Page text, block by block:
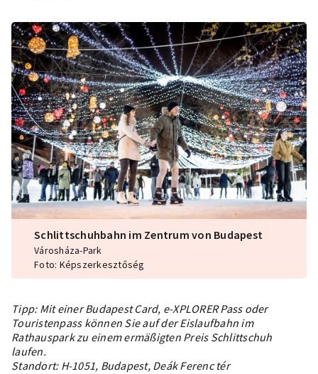
Schlittschuhbahn im Zentrum von Budapest
Városháza-Park
Foto: Képszerkesztőség
Tipp: Mit einer Budapest Card, e-XPLORER Pass oder
Touristenpass können Sie auf der Eislaufbahn im
Rathauspark zu einem ermäßigten Preis Schlittschuh
laufen.
Standort: H-1051, Budapest, Deák Ferenc tér